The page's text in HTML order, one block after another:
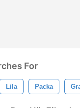
For
Lila Packa